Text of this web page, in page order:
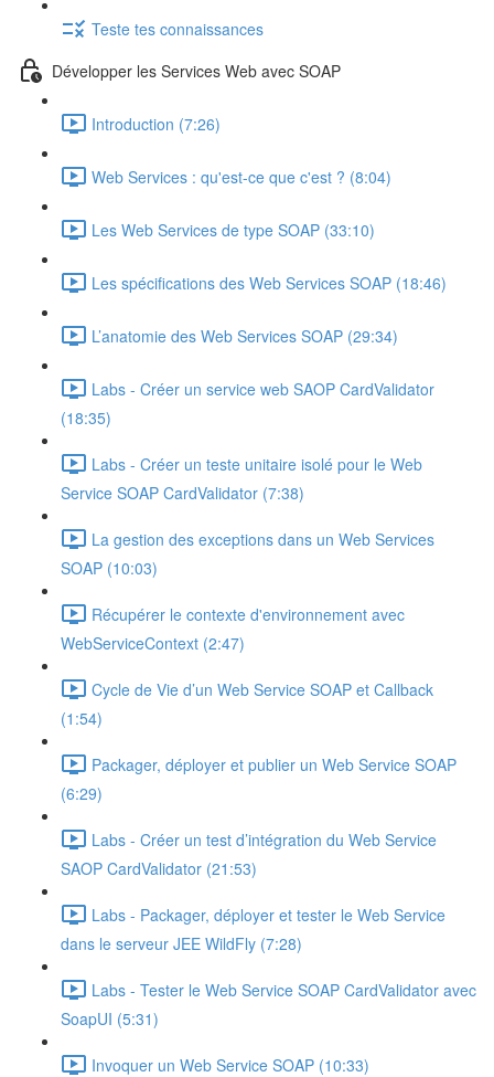
Teste tes connaissances
Développer les Services Web avec SOAP
Introduction (7:26)
Web Services : qu'est-ce que c'est ? (8:04)
Les Web Services de type SOAP (33:10)
Les spécifications des Web Services SOAP (18:46)
L’anatomie des Web Services SOAP (29:34)
Labs - Créer un service web SAOP CardValidator
(18:35)
Labs - Créer un teste unitaire isolé pour le Web
Service SOAP CardValidator (7:38)
La gestion des exceptions dans un Web Services
SOAP (10:03)
Récupérer le contexte d'environnement avec
WebServiceContext (2:47)
Cycle de Vie d’un Web Service SOAP et Callback
(1:54)
Packager, déployer et publier un Web Service SOAP
(6:29)
Labs - Créer un test d’intégration du Web Service
SAOP CardValidator (21:53)
Labs - Packager, déployer et tester le Web Service
dans le serveur JEE WildFly (7:28)
Labs - Tester le Web Service SOAP CardValidator avec
SoapUI (5:31)
Invoquer un Web Service SOAP (10:33)